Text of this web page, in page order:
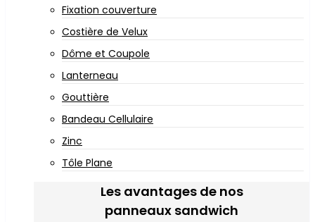
Fixation couverture
Costière de Velux
Dôme et Coupole
Lanterneau
Gouttière
Bandeau Cellulaire
Zinc
Tôle Plane
Les avantages de nos
panneaux sandwich